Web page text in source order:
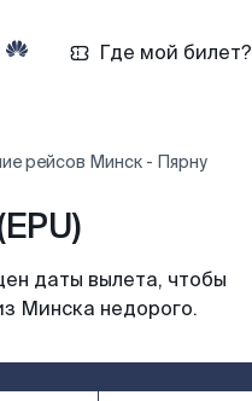
Где мой билет?
рейсов Минск - Пярну
даты вылета, чтобы
Минска недорого.